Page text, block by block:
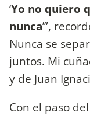
‘Yo no quiero
nunca’”,
Nunca se
juntos. Mi
y de Juan
Con el paso